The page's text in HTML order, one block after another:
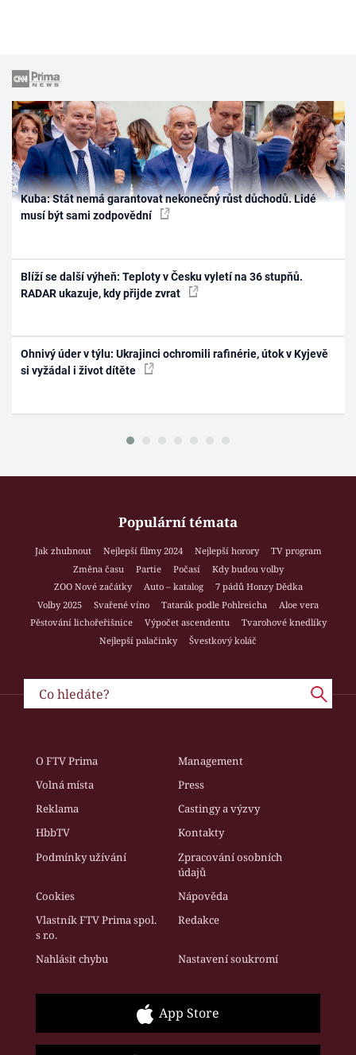
Kuba: Stát nemá garantovat nekonečný růst důchodů. Lidé
musí být sami zodpovědní
Blíží se další výheň: Teploty v Česku vyletí na 36 stupňů.
RADAR ukazuje, kdy přijde zvrat
Ohnivý úder v týlu: Ukrajinci ochromili rafinérie, útok v Kyjevě
si vyžádal i život dítěte
Populární témata
Jak zhubnout Nejlepší filmy 2024 Nejlepší horory
TV program
Změna času
Partie Počasí
Kdy budou volby
ZOO Nové začátky
Auto – katalog
7 pádů Honzy Dědka
Volby 2025
Svařené víno Tatarák podle Pohlreicha
Aloe vera
Pěstování lichořeřišnice
Výpočet ascendentu
Tvarohové knedlíky
Nejlepší palačinky
Švestkový koláč
O FTV Prima
Management
Volná místa
Press
Reklama
Castingy a výzvy
HbbTV
Kontakty
Podmínky užívání
Zpracování osobních
údajů
Cookies
Nápověda
Vlastník FTV Prima spol.
s r.o.
Redakce
Nahlásit chybu Nastavení soukromí
App Store